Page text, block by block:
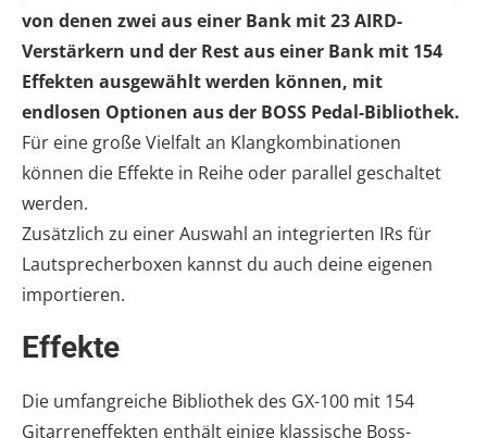
von denen zwei aus einer Bank mit 23 AIRD-
Verstärkern und der Rest aus einer Bank mit 154
Effekten ausgewählt werden können, mit
endlosen Optionen aus der BOSS Pedal-Bibliothek.
Für eine große Vielfalt an Klangkombinationen
können die Effekte in Reihe oder parallel geschaltet
werden.
Zusätzlich zu einer Auswahl an integrierten IRs für
Lautsprecherboxen kannst du auch deine eigenen
importieren.
Effekte
Die umfangreiche Bibliothek des GX-100 mit 154
Gitarreneffekten enthält einige klassische Boss-